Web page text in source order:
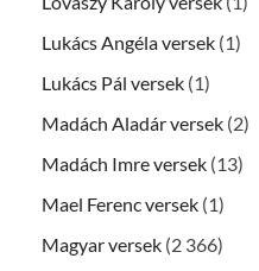
Lukács Angéla versek (1)
Lukács Pál versek (1)
Madách Aladár versek (2)
Madách Imre versek (13)
Mael Ferenc versek (1)
Magyar versek (2 366)